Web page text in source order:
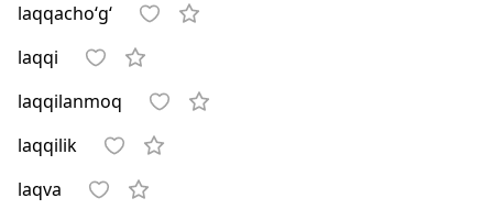
laqqacho‘g‘
laqqi
laqqilanmoq
laqqilik
laqva